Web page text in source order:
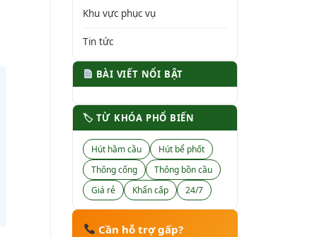
Khu vực phục vụ
Tin tức
BÀI VIẾT NỔI BẬT
🏷 TỪ KHÓA PHỔ BIẾN
Hút hầm cầu
Hút bể phốt
Thông cống
Thông bồn cầu
Giá rẻ
Khẩn cấp 24/7
Cần hỗ trợ gấp?